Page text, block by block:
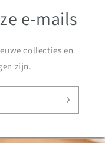
e-mails
collecties en
zijn.